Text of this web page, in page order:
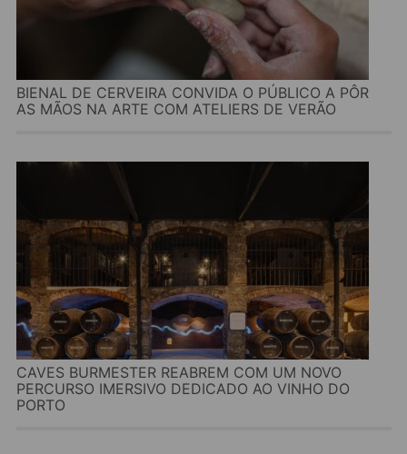
BIENAL DE CERVEIRA CONVIDA O PÚBLICO A PÔR
AS MÃOS NA ARTE COM ATELIERS DE VERÃO
CAVES BURMESTER REABREM COM UM NOVO
PERCURSO IMERSIVO DEDICADO AO VINHO DO
PORTO